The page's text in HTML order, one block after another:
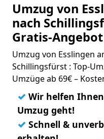
Umzug von
nach
Gratis-Angebot
Umzug von Esslingen
Schillingsfürst : Top-
Umzüge ab 69€ –
✓ Wir helfen
Umzug geht!
✓ Schnell &